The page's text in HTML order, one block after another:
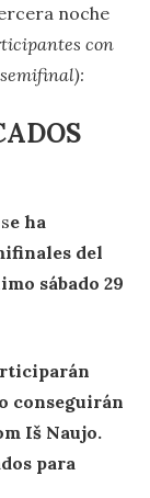
noche
con
e ha
del
sábado 29
conseguirán
Iš Naujo.
para